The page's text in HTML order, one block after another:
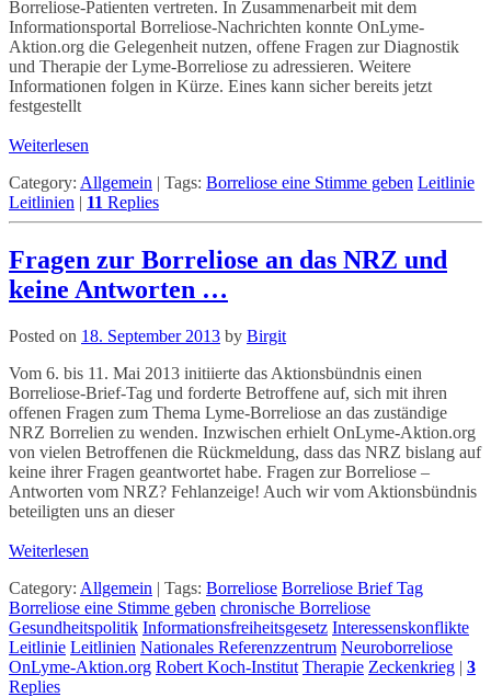
Borreliose-Patienten vertreten. In Zusammenarbeit mit dem
Informationsportal Borreliose-Nachrichten konnte OnLyme-
Aktion.org die Gelegenheit nutzen, offene Fragen zur Diagnostik
und Therapie der Lyme-Borreliose zu adressieren. Weitere
Informationen folgen in Kürze. Eines kann sicher bereits jetzt
festgestellt
Weiterlesen
Category: Allgemein | Tags: Borreliose eine Stimme geben Leitlinie
Leitlinien | 11 Replies
Fragen zur Borreliose an das NRZ und
keine Antworten …
Posted on 18. September 2013 by Birgit
Vom 6. bis 11. Mai 2013 initiierte das Aktionsbündnis einen
Borreliose-Brief-Tag und forderte Betroffene auf, sich mit ihren
offenen Fragen zum Thema Lyme-Borreliose an das zuständige
NRZ Borrelien zu wenden. Inzwischen erhielt OnLyme-Aktion.org
von vielen Betroffenen die Rückmeldung, dass das NRZ bislang auf
keine ihrer Fragen geantwortet habe. Fragen zur Borreliose –
Antworten vom NRZ? Fehlanzeige! Auch wir vom Aktionsbündnis
beteiligten uns an dieser
Weiterlesen
Category: Allgemein | Tags: Borreliose Borreliose Brief Tag
Borreliose eine Stimme geben chronische Borreliose
Gesundheitspolitik Informationsfreiheitsgesetz Interessenskonflikte
Leitlinie Leitlinien Nationales Referenzzentrum Neuroborreliose
OnLyme-Aktion.org Robert Koch-Institut Therapie Zeckenkrieg | 3
Replies